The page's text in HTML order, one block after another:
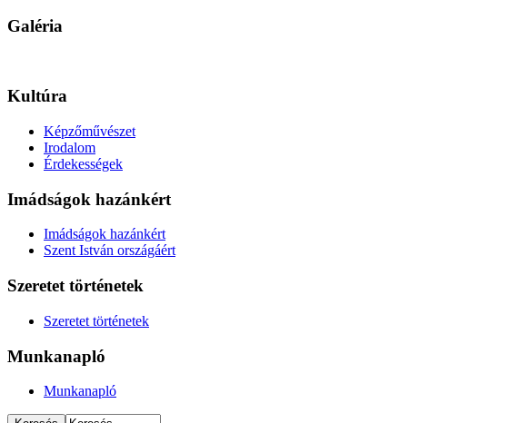
Galéria
Kultúra
Képzőművészet
Irodalom
Érdekességek
Imádságok hazánkért
Imádságok hazánkért
Szent István országáért
Szeretet történetek
Szeretet történetek
Munkanapló
Munkanapló